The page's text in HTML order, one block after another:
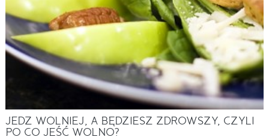
JEDZ WOLNIEJ, A BĘDZIESZ ZDROWSZY, CZYLI
PO CO JEŚĆ WOLNO?